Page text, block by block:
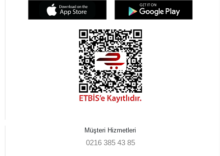
Müşteri Hizmetleri
0216 385 43 85